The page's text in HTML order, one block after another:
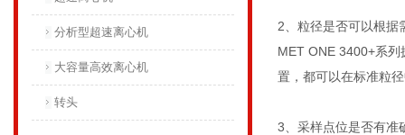
分析型超速离心机
大容量高效离心机
转头
2、粒径是否可以根据
MET ONE 3400+系
置，都可以在标准粒
3、采样点位是否有准